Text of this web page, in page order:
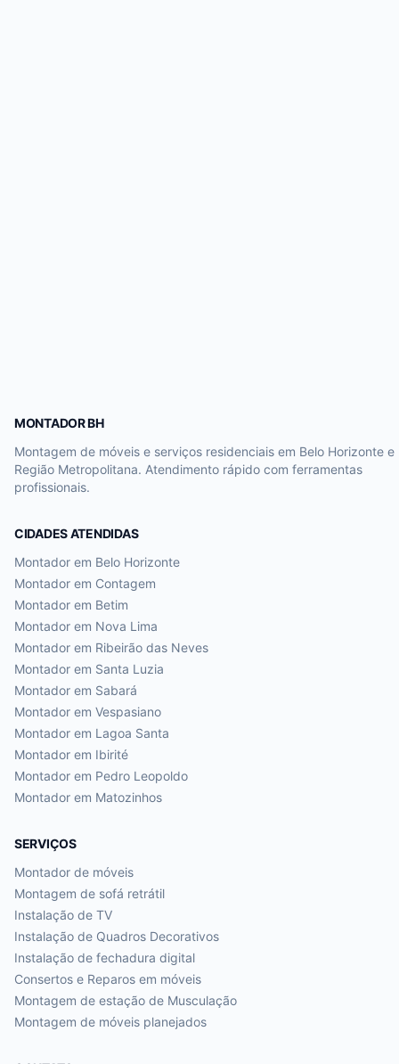
MONTADOR BH
Montagem de móveis e serviços residenciais em Belo Horizonte e
Região Metropolitana. Atendimento rápido com ferramentas
profissionais.
CIDADES ATENDIDAS
Montador em Belo Horizonte
Montador em Contagem
Montador em Betim
Montador em Nova Lima
Montador em Ribeirão das Neves
Montador em Santa Luzia
Montador em Sabará
Montador em Vespasiano
Montador em Lagoa Santa
Montador em Ibirité
Montador em Pedro Leopoldo
Montador em Matozinhos
SERVIÇOS
Montador de móveis
Montagem de sofá retrátil
Instalação de TV
Instalação de Quadros Decorativos
Instalação de fechadura digital
Consertos e Reparos em móveis
Montagem de estação de Musculação
Montagem de móveis planejados